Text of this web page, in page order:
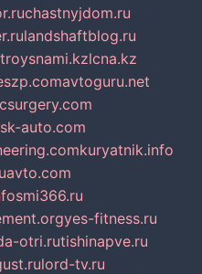
chastnyjdom.ru
landshaftblog.ru
lcna.kz
avtoguru.net
auto.com
kuryatnik.info
smi366.ru
yes-fitness.ru
otri.rutishinapve.ru
lord-tv.ru